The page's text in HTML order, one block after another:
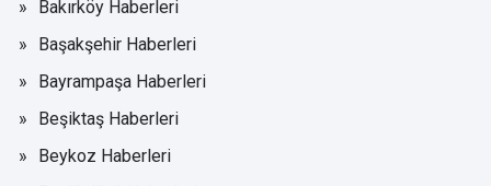
Bakırköy Haberleri
Başakşehir Haberleri
Bayrampaşa Haberleri
Beşiktaş Haberleri
Beykoz Haberleri